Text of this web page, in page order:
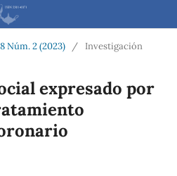
Núm. 2 (2023) / Investigación
expresado por